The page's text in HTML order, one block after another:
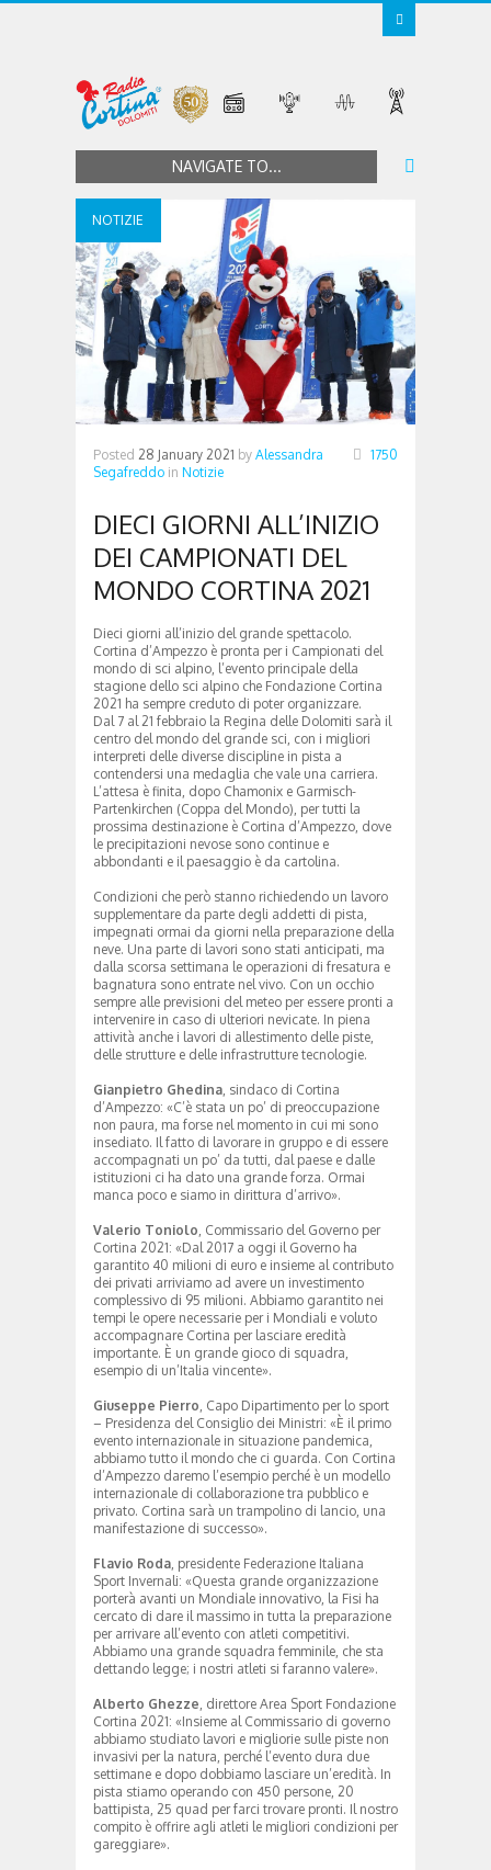
NAVIGATE TO...
NOTIZIE
Posted 28 January 2021 by Alessandra
Segafreddo in Notizie
1750
DIECI GIORNI ALL’INIZIO
DEI CAMPIONATI DEL
MONDO CORTINA 2021
Dieci giorni all’inizio del grande spettacolo.
Cortina d’Ampezzo è pronta per i Campionati del
mondo di sci alpino, l’evento principale della
stagione dello sci alpino che Fondazione Cortina
2021 ha sempre creduto di poter organizzare.
Dal 7 al 21 febbraio la Regina delle Dolomiti sarà il
centro del mondo del grande sci, con i migliori
interpreti delle diverse discipline in pista a
contendersi una medaglia che vale una carriera.
L’attesa è finita, dopo Chamonix e Garmisch-
Partenkirchen (Coppa del Mondo), per tutti la
prossima destinazione è Cortina d’Ampezzo, dove
le precipitazioni nevose sono continue e
abbondanti e il paesaggio è da cartolina.
Condizioni che però stanno richiedendo un lavoro
supplementare da parte degli addetti di pista,
impegnati ormai da giorni nella preparazione della
neve. Una parte di lavori sono stati anticipati, ma
dalla scorsa settimana le operazioni di fresatura e
bagnatura sono entrate nel vivo. Con un occhio
sempre alle previsioni del meteo per essere pronti a
intervenire in caso di ulteriori nevicate. In piena
attività anche i lavori di allestimento delle piste,
delle strutture e delle infrastrutture tecnologie.
Gianpietro Ghedina, sindaco di Cortina
d’Ampezzo: «C’è stata un po’ di preoccupazione
non paura, ma forse nel momento in cui mi sono
insediato. Il fatto di lavorare in gruppo e di essere
accompagnati un po’ da tutti, dal paese e dalle
istituzioni ci ha dato una grande forza. Ormai
manca poco e siamo in dirittura d’arrivo».
Valerio Toniolo, Commissario del Governo per
Cortina 2021: «Dal 2017 a oggi il Governo ha
garantito 40 milioni di euro e insieme al contributo
dei privati arriviamo ad avere un investimento
complessivo di 95 milioni. Abbiamo garantito nei
tempi le opere necessarie per i Mondiali e voluto
accompagnare Cortina per lasciare eredità
importante. È un grande gioco di squadra,
esempio di un’Italia vincente».
Giuseppe Pierro, Capo Dipartimento per lo sport
– Presidenza del Consiglio dei Ministri: «È il primo
evento internazionale in situazione pandemica,
abbiamo tutto il mondo che ci guarda. Con Cortina
d’Ampezzo daremo l’esempio perché è un modello
internazionale di collaborazione tra pubblico e
privato. Cortina sarà un trampolino di lancio, una
manifestazione di successo».
Flavio Roda, presidente Federazione Italiana
Sport Invernali: «Questa grande organizzazione
porterà avanti un Mondiale innovativo, la Fisi ha
cercato di dare il massimo in tutta la preparazione
per arrivare all’evento con atleti competitivi.
Abbiamo una grande squadra femminile, che sta
dettando legge; i nostri atleti si faranno valere».
Alberto Ghezze, direttore Area Sport Fondazione
Cortina 2021: «Insieme al Commissario di governo
abbiamo studiato lavori e migliorie sulle piste non
invasivi per la natura, perché l’evento dura due
settimane e dopo dobbiamo lasciare un’eredità. In
pista stiamo operando con 450 persone, 20
battipista, 25 quad per farci trovare pronti. Il nostro
compito è offrire agli atleti le migliori condizioni per
gareggiare».